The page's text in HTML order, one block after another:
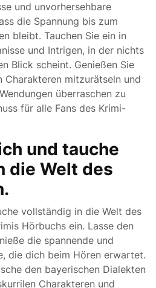
und unvorhersehbare
die Spannung bis zum
bleibt. Tauchen Sie ein in
und Intrigen, in der nichts
Blick scheint. Genießen Sie
Charakteren mitzurätseln und
überraschen zu
für alle Fans des Krimi-
und tauche
die Welt des
vollständig in die Welt des
Hörbuchs ein. Lasse den
die spannende und
die dich beim Hören erwartet.
den bayerischen Dialekten
Charakteren und